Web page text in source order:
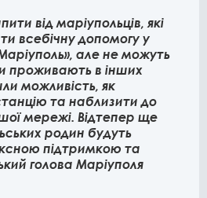
від маріупольців, які
всебічну допомогу у
але не можуть
проживають в інших
можливість, як
та наблизити до
мережі. Відтепер ще
родин будуть
підтримкою та
голова Маріуполя